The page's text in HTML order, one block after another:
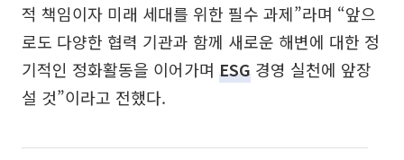
적 책임이자 미래 세대를 위한 필수 과제”라며 “앞으
로도 다양한 협력 기관과 함께 새로운 해변에 대한 정
기적인 정화활동을 이어가며 ESG 경영 실천에 앞장
설 것”이라고 전했다.